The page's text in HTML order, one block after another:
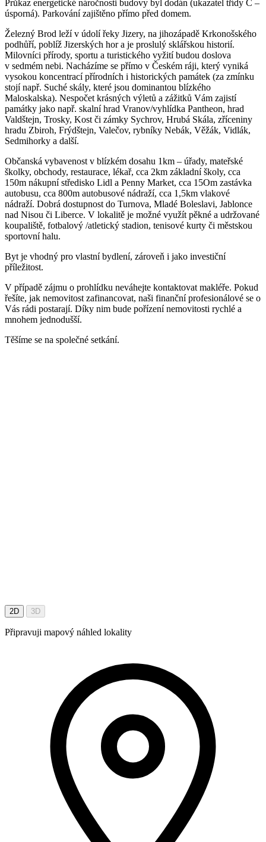
Průkaz energetické náročnosti budovy byl dodán (ukazatel třídy C –
úsporná). Parkování zajištěno přímo před domem.
Železný Brod leží v údolí řeky Jizery, na jihozápadě Krkonošského
podhůří, poblíž Jizerských hor a je proslulý sklářskou historií.
Milovníci přírody, sportu a turistického vyžití budou doslova
v sedmém nebi. Nacházíme se přímo v Českém ráji, který vyniká
vysokou koncentrací přírodních i historických památek (za zmínku
stojí např. Suché skály, které jsou dominantou blízkého
Maloskalska). Nespočet krásných výletů a zážitků Vám zajistí
památky jako např. skalní hrad Vranov/vyhlídka Pantheon, hrad
Valdštejn, Trosky, Kost či zámky Sychrov, Hrubá Skála, zříceniny
hradu Zbiroh, Frýdštejn, Valečov, rybníky Nebák, Věžák, Vidlák,
Sedmihorky a další.
Občanská vybavenost v blízkém dosahu 1km – úřady, mateřské
školky, obchody, restaurace, lékař, cca 2km základní školy, cca
150m nákupní středisko Lidl a Penny Market, cca 15Om zastávka
autobusu, cca 800m autobusové nádraží, cca 1,5km vlakové
nádraží. Dobrá dostupnost do Turnova, Mladé Boleslavi, Jablonce
nad Nisou či Liberce. V lokalitě je možné využít pěkné a udržované
koupaliště, fotbalový /atletický stadion, tenisové kurty či městskou
sportovní halu.
Byt je vhodný pro vlastní bydlení, zároveň i jako investiční
příležitost.
V případě zájmu o prohlídku neváhejte kontaktovat makléře. Pokud
řešíte, jak nemovitost zafinancovat, naši finanční profesionálové se o
Vás rádi postarají. Díky nim bude pořízení nemovitosti rychlé a
mnohem jednodušší.
Těšíme se na společné setkání.
2D 3D
Připravuji mapový náhled lokality